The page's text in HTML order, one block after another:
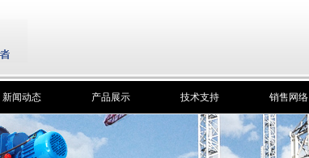
新闻动态 产品展示 技术支持 销售网络